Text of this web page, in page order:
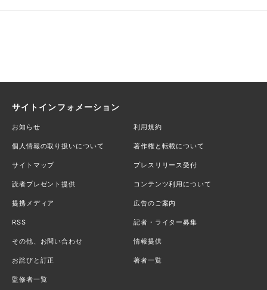
サイトインフォメーション
お知らせ 利用規約
個人情報の取り扱いについて 著作権と転載について
サイトマップ プレスリリース受付
読者プレゼント提供 コンテンツ利用について
提携メディア 広告のご案内
RSS 記者・ライター募集
その他、お問い合わせ 情報提供
お詫びと訂正 著者一覧
監修者一覧